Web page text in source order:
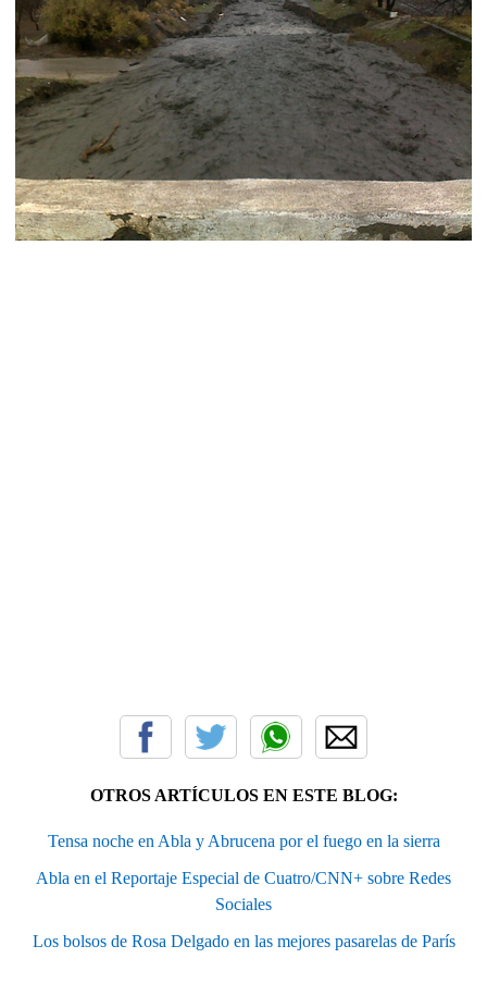
OTROS ARTÍCULOS EN ESTE BLOG:
Tensa noche en Abla y Abrucena por el fuego en la sierra
Abla en el Reportaje Especial de Cuatro/CNN+ sobre Redes
Sociales
Los bolsos de Rosa Delgado en las mejores pasarelas de París